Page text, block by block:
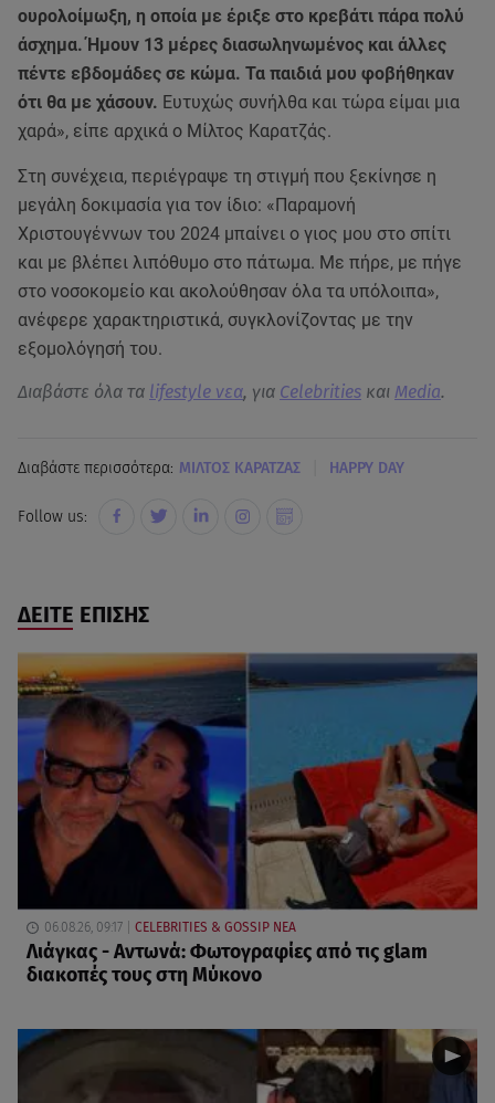
ουρολοίμωξη, η οποία με έριξε στο κρεβάτι πάρα πολύ
άσχημα. Ήμουν 13 μέρες διασωληνωμένος και άλλες
πέντε εβδομάδες σε κώμα. Τα παιδιά μου φοβήθηκαν
ότι θα με χάσουν. Ευτυχώς συνήλθα και τώρα είμαι μια
χαρά», είπε αρχικά ο Μίλτος Καρατζάς.
Στη συνέχεια, περιέγραψε τη στιγμή που ξεκίνησε η
μεγάλη δοκιμασία για τον ίδιο: «Παραμονή
Χριστουγέννων του 2024 μπαίνει ο γιος μου στο σπίτι
και με βλέπει λιπόθυμο στο πάτωμα. Με πήρε, με πήγε
στο νοσοκομείο και ακολούθησαν όλα τα υπόλοιπα»,
ανέφερε χαρακτηριστικά, συγκλονίζοντας με την
εξομολόγησή του.
Διαβάστε όλα τα lifestyle νεα, για Celebrities και Media.
Διαβάστε περισσότερα: ΜΙΛΤΟΣ ΚΑΡΑΤΖΑΣ HAPPY DAY
Follow us:
ΔΕΙΤΕ ΕΠΙΣΗΣ
06.08.26, 09:17 CELEBRITIES & GOSSIP ΝΕΑ
Λιάγκας - Αντωνά: Φωτογραφίες από τις glam
διακοπές τους στη Μύκονο